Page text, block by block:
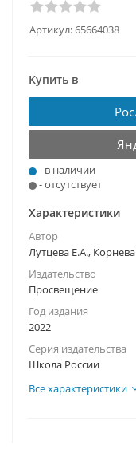
Артикул:65664038
Купить в
- в наличии
- отсутствует
Характеристики
Автор
Лутцева Е.А.,
Издательство
Просвещение
Год издания
2022
Серия издательства
Школа России
Все характеристики